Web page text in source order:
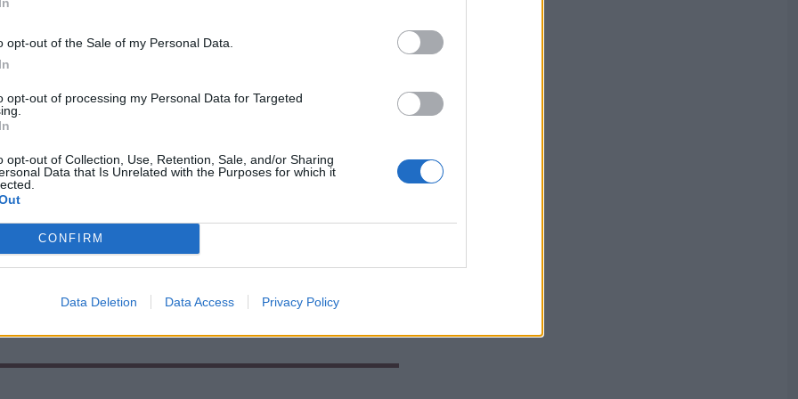
opt-out of the Sale of my Personal Data.
opt-out of processing my Personal Data for Targeted
opt-out of Collection, Use, Retention, Sale, and/or Sharing
Data that Is Unrelated with the Purposes for which it
CONFIRM
Data Deletion Data Access Privacy Policy
május 8-án hirdetett először
a heves esőzések után betört a
Ezután a vészhelyzetet rendszeresen